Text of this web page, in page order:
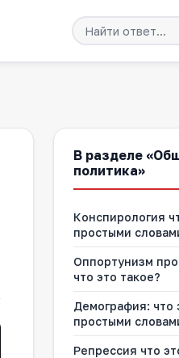
В разделе
политика»
Конспирология
простыми
Оппортунизм
что это такое?
Демография: что
простыми
Репрессия что